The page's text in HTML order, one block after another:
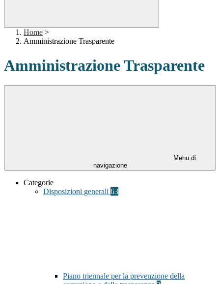
Home >
Amministrazione Trasparente
Amministrazione Trasparente
Menu di
navigazione
Categorie
Disposizioni generali 63
Piano triennale per la prevenzione della